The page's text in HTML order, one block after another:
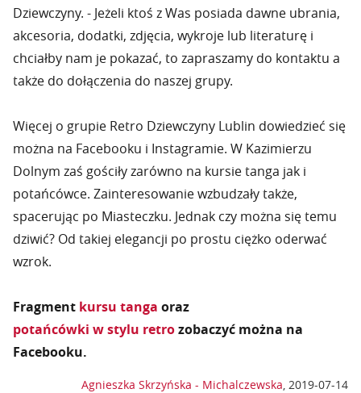
Dziewczyny. - Jeżeli ktoś z Was posiada dawne ubrania,
akcesoria, dodatki, zdjęcia, wykroje lub literaturę i
chciałby nam je pokazać, to zapraszamy do kontaktu a
także do dołączenia do naszej grupy.
Więcej o grupie Retro Dziewczyny Lublin dowiedzieć się
można na Facebooku i Instagramie. W Kazimierzu
Dolnym zaś gościły zarówno na kursie tanga jak i
potańcówce. Zainteresowanie wzbudzały także,
spacerując po Miasteczku. Jednak czy można się temu
dziwić? Od takiej elegancji po prostu ciężko oderwać
wzrok.
Fragment kursu tanga oraz
potańcówki w stylu retrozobaczyć można na
Facebooku.
Agnieszka Skrzyńska - Michalczewska, 2019-07-14